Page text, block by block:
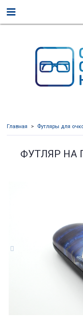
Главная Футляры для
ФУТЛЯР НА